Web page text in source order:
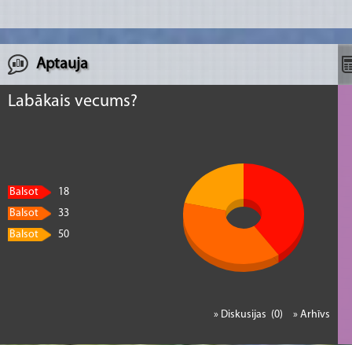
Aptauja
Labākais vecums?
Balsot
18
Balsot
33
Balsot
50
» Arhīvs
» Diskusijas (0)